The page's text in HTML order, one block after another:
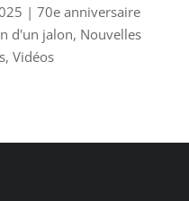
| 70e anniversaire
d'un jalon, Nouvelles
, Vidéos